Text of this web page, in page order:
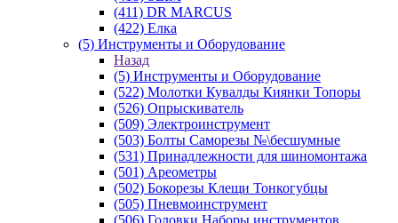
(411) DR MARCUS
(422) Елка
(5) Инструменты и Оборудование
Назад
(5) Инструменты и Оборудование
(522) Молотки Кувалды Киянки Топоры
(526) Опрыскиватель
(509) Электроинструмент
(503) Болты Саморезы №\бесшумные
(531) Принадлежности для шиномонтажа
(501) Ареометры
(502) Бокорезы Клещи Тонкогубцы
(505) Пневмоинструмент
(506) Головки Наборы инструментов